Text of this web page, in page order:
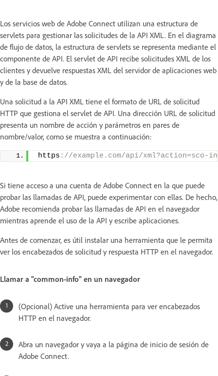
Los servicios web de Adobe Connect utilizan una estructura de
servlets para gestionar las solicitudes de la API XML. En el diagrama
de flujo de datos, la estructura de servlets se representa mediante el
componente de API. El servlet de API recibe solicitudes XML de los
clientes y devuelve respuestas XML del servidor de aplicaciones web
y de la base de datos.
Una solicitud a la API XML tiene el formato de URL de solicitud
HTTP que gestiona el servlet de API. Una dirección URL de solicitud
presenta un nombre de acción y parámetros en pares de
nombre/valor, como se muestra a continuación:
https ://example.com/api/xml?action=sco-
Si tiene acceso a una cuenta de Adobe Connect en la que puede
probar las llamadas de API, puede experimentar con ellas. De hecho,
Adobe recomienda probar las llamadas de API en el navegador
mientras aprende el uso de la API y escribe aplicaciones.
Antes de comenzar, es útil instalar una herramienta que le permita
ver los encabezados de solicitud y respuesta HTTP en el navegador.
Llamar a "common-info" en un navegador
(Opcional) Active una herramienta para ver encabezados
HTTP en el navegador.
Abra un navegador y vaya a la página de inicio de sesión de
Adobe Connect.